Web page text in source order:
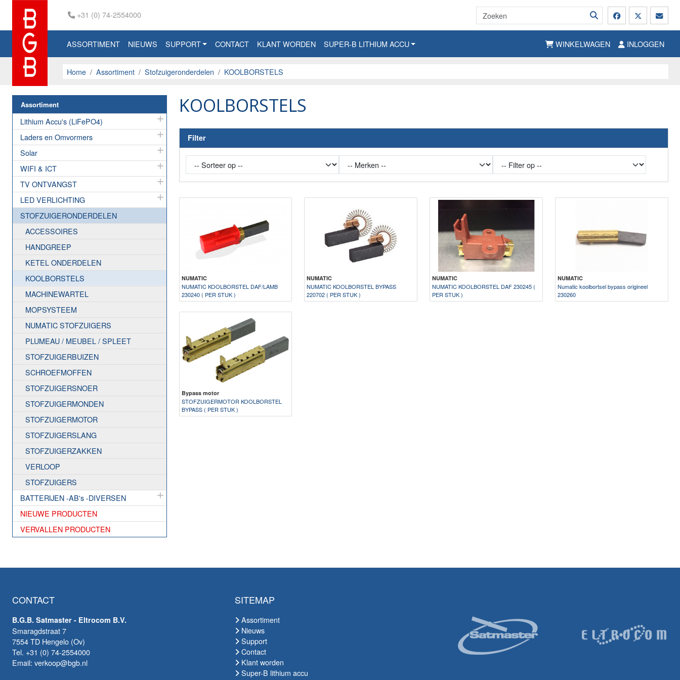
+31 (0) 74-2554000
ASSORTIMENT NIEUWS SUPPORT CONTACT KLANT WORDEN SUPER-B LITHIUM ACCU WINKELWAGEN INLOGGEN
Home Assortiment Stofzuigeronderdelen KOOLBORSTELS
Assortiment
Lithium Accu's (LiFePO4)
Laders en Omvormers
Solar
WIFI & ICT
TV ONTVANGST
LED VERLICHTING
STOFZUIGERONDERDELEN
ACCESSOIRES
HANDGREEP
KETEL ONDERDELEN
KOOLBORSTELS
MACHINEWARTEL
MOPSYSTEEM
NUMATIC STOFZUIGERS
PLUMEAU / MEUBEL / SPLEET
STOFZUIGERBUIZEN
SCHROEFMOFFEN
STOFZUIGERSNOER
STOFZUIGERMONDEN
STOFZUIGERMOTOR
STOFZUIGERSLANG
STOFZUIGERZAKKEN
VERLOOP
STOFZUIGERS
BATTERIJEN -AB's -DIVERSEN
NIEUWE PRODUCTEN
VERVALLEN PRODUCTEN
KOOLBORSTELS
Filter
NUMATIC
NUMATIC KOOLBORSTEL DAF/LAMB
230240 ( PER STUK )
NUMATIC
NUMATIC KOOLBORSTEL BYPASS
220702 ( PER STUK )
NUMATIC
NUMATIC KOOLBORSTEL DAF 230245 (
PER STUK )
NUMATIC
Numatic koolbortsel bypass origineel
230260
Bypass motor
STOFZUIGERMOTOR KOOLBORSTEL
BYPASS ( PER STUK )
CONTACT
B.G.B. Satmaster - Eltrocom B.V.
Smaragdstraat 7
7554 TD Hengelo (Ov)
Tel. +31 (0) 74-2554000
Email: verkoop@bgb.nl
SITEMAP
Assortiment
Nieuws
Support
Contact
Klant worden
Super-B lithium accu